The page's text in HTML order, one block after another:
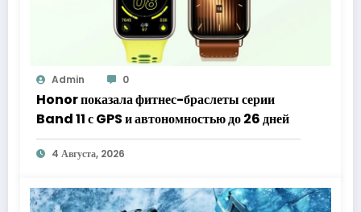
Admin 0
Honor показала фитнес-браслеты серии
Band 11 с GPS и автономностью до 26 дней
4 Августа, 2026